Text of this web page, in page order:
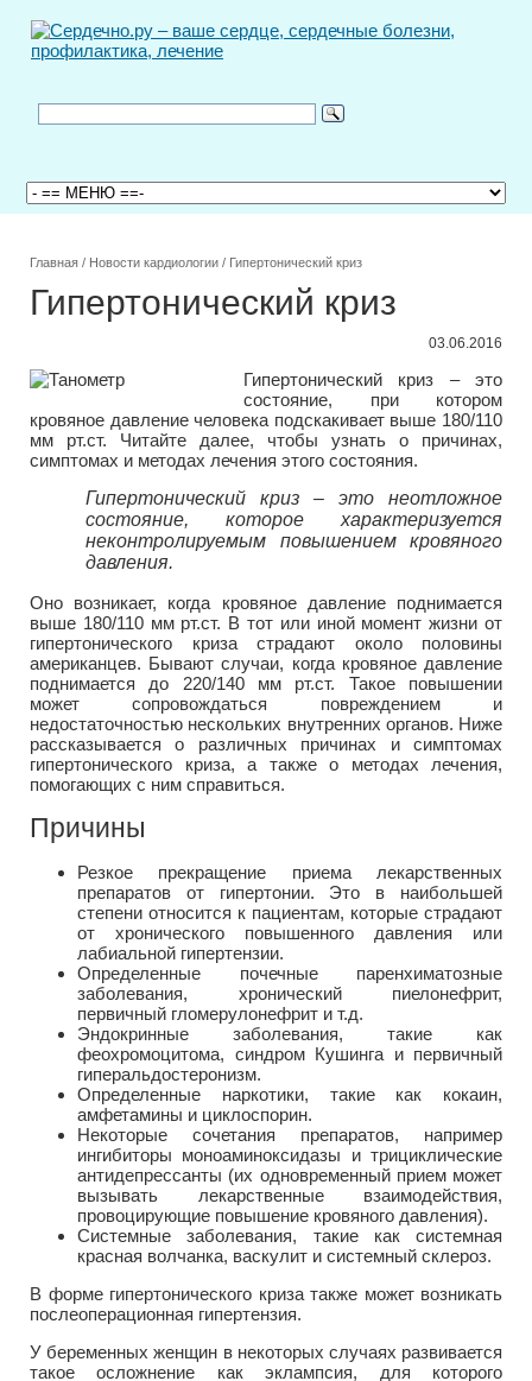
Главная / Новости кардиологии / Гипертонический криз
Гипертонический криз
03.06.2016
Гипертонический криз – это
состояние, при котором
кровяное давление человека подскакивает выше 180/110
мм рт.ст. Читайте далее, чтобы узнать о причинах,
симптомах и методах лечения этого состояния.
Гипертонический криз – это неотложное
состояние, которое характеризуется
неконтролируемым повышением кровяного
давления.
Оно возникает, когда кровяное давление поднимается
выше 180/110 мм рт.ст. В тот или иной момент жизни от
гипертонического криза страдают около половины
американцев. Бывают случаи, когда кровяное давление
поднимается до 220/140 мм рт.ст. Такое повышении
может сопровождаться повреждением и
недостаточностью нескольких внутренних органов. Ниже
рассказывается о различных причинах и симптомах
гипертонического криза, а также о методах лечения,
помогающих с ним справиться.
Причины
Резкое прекращение приема лекарственных
препаратов от гипертонии. Это в наибольшей
степени относится к пациентам, которые страдают
от хронического повышенного давления или
лабиальной гипертензии.
Определенные почечные паренхиматозные
заболевания, хронический пиелонефрит,
первичный гломерулонефрит и т.д.
Эндокринные заболевания, такие как
феохромоцитома, синдром Кушинга и первичный
гиперальдостеронизм.
Определенные наркотики, такие как кокаин,
амфетамины и циклоспорин.
Некоторые сочетания препаратов, например
ингибиторы моноаминоксидазы и трициклические
антидепрессанты (их одновременный прием может
вызывать лекарственные взаимодействия,
провоцирующие повышение кровяного давления).
Системные заболевания, такие как системная
красная волчанка, васкулит и системный склероз.
В форме гипертонического криза также может возникать
послеоперационная гипертензия.
У беременных женщин в некоторых случаях развивается
такое осложнение как эклампсия, для которого